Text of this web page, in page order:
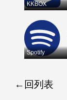
KKBOX
Spotify
回列表